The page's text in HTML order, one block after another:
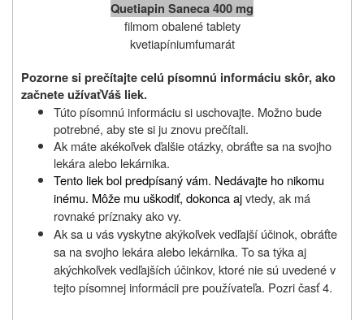
Quetiapin Saneca 400 mg
filmom obalené tablety
kvetiapíniumfumarát
Pozorne si prečítajte celú písomnú informáciu skôr, ako
začnete užívaťVáš liek.
Túto písomnú informáciu si uschovajte. Možno bude
potrebné, aby ste si ju znovu prečítali.
Ak máte akékoľvek ďalšie otázky, obráťte sa na svojho
lekára alebo lekárnika.
Tento liek bol predpísaný vám. Nedávajte ho nikomu
inému. Môže mu uškodiť, dokonca ajvtedy, ak má
rovnaké príznaky ako vy.
Ak sa u vás vyskytne akýkoľvek vedľajší účinok, obráťte
sa na svojho lekára alebo lekárnika. To sa týka aj
akýchkoľvek vedľajších účinkov, ktoré nie sú uvedené v
tejto písomnej informácii pre používateľa. Pozri časť 4.